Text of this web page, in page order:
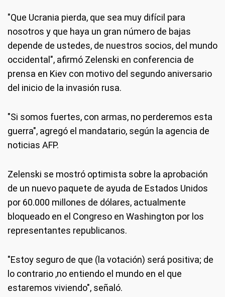
"Que Ucrania pierda, que sea muy difícil para
nosotros y que haya un gran número de bajas
depende de ustedes, de nuestros socios, del mundo
occidental", afirmó Zelenski en conferencia de
prensa en Kiev con motivo del segundo aniversario
del inicio de la invasión rusa.
"Si somos fuertes, con armas, no perderemos esta
guerra", agregó el mandatario, según la agencia de
noticias AFP.
Zelenski se mostró optimista sobre la aprobación
de un nuevo paquete de ayuda de Estados Unidos
por 60.000 millones de dólares, actualmente
bloqueado en el Congreso en Washington por los
representantes republicanos.
"Estoy seguro de que (la votación) será positiva; de
lo contrario ,no entiendo el mundo en el que
estaremos viviendo", señaló.